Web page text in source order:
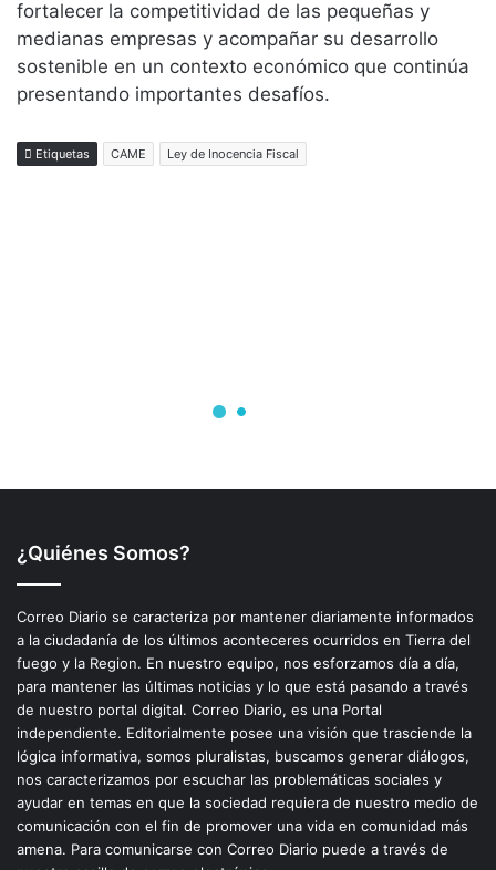
fortalecer la competitividad de las pequeñas y
medianas empresas y acompañar su desarrollo
sostenible en un contexto económico que continúa
presentando importantes desafíos.
Etiquetas CAME Ley de Inocencia Fiscal
¿Quiénes Somos?
Correo Diario se caracteriza por mantener diariamente informados
a la ciudadanía de los últimos aconteceres ocurridos en Tierra del
fuego y la Region. En nuestro equipo, nos esforzamos día a día,
para mantener las últimas noticias y lo que está pasando a través
de nuestro portal digital. Correo Diario, es una Portal
independiente. Editorialmente posee una visión que trasciende la
lógica informativa, somos pluralistas, buscamos generar diálogos,
nos caracterizamos por escuchar las problemáticas sociales y
ayudar en temas en que la sociedad requiera de nuestro medio de
comunicación con el fin de promover una vida en comunidad más
amena. Para comunicarse con Correo Diario puede a través de